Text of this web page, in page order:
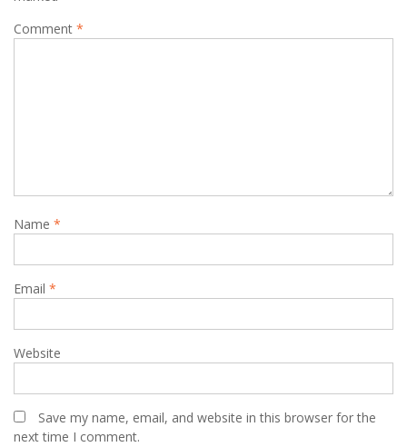
Comment *
Name *
Email *
Website
Save my name, email, and website in this browser for the
next time I comment.